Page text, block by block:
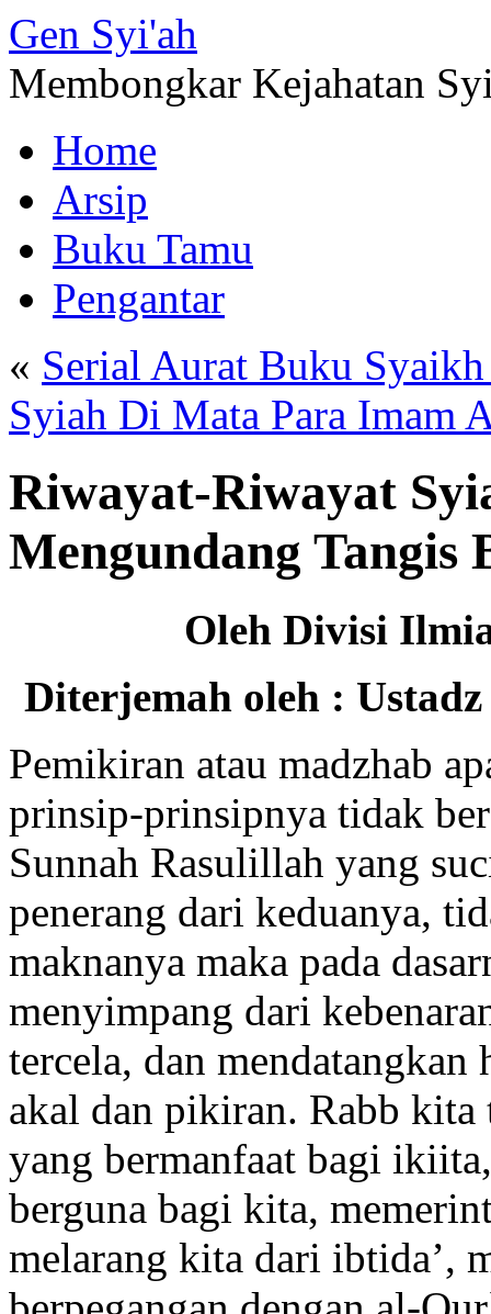
Gen Syi'ah
Membongkar Kejahatan
Home
Arsip
Buku Tamu
Pengantar
« Serial Aurat Buku
Syiah Di Mata Para Imam
Riwayat-Riwayat
Mengundang Tangis
Oleh Divisi
Diterjemah oleh :
Pemikiran atau madzhab
prinsip-prinsipnya tidak
Sunnah Rasulillah yang
penerang dari keduanya,
maknanya maka pada
menyimpang dari
tercela, dan
akal dan pikiran. Rabb
yang bermanfaat bagi
berguna bagi kita,
melarang kita dari ibtida’,